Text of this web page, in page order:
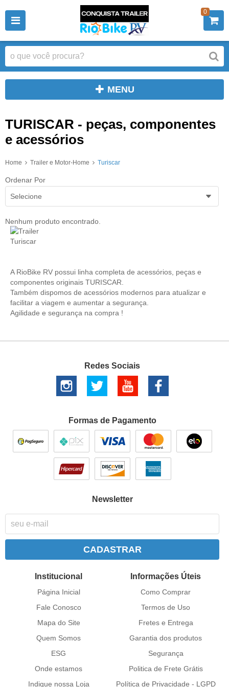
0
MENU
TURISCAR - peças, componentes
e acessórios
Home Trailer e Motor-Home Turiscar
Ordenar Por
Selecione
Nenhum produto encontrado.
A RioBike RV possui linha completa de acessórios, peças e
componentes originais TURISCAR.
Também dispomos de acessórios modernos para atualizar e
facilitar a viagem e aumentar a segurança.
Agilidade e segurança na compra !
Redes Sociais
Formas de Pagamento
Newsletter
CADASTRAR
Institucional
Página Inicial
Fale Conosco
Mapa do Site
Quem Somos
ESG
Onde estamos
Indique nossa Loja
Informações Úteis
Como Comprar
Termos de Uso
Fretes e Entrega
Garantia dos produtos
Segurança
Politica de Frete Grátis
Política de Privacidade - LGPD